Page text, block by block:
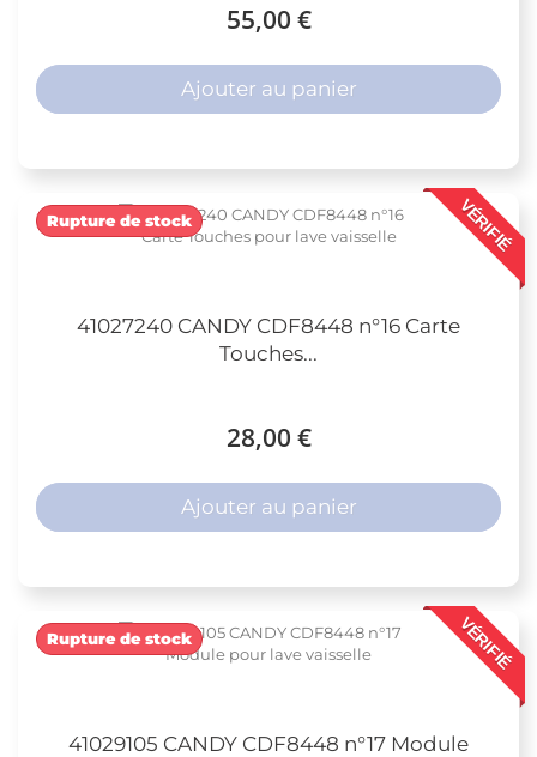
55,00 €
Ajouter au panier
VÉRIFIÉ
41027240 CANDY CDF8448 n°16 Carte
Touches...
28,00 €
Rupture de stock
Ajouter au panier
VÉRIFIÉ
41029105 CANDY CDF8448 n°17 Module
Rupture de stock